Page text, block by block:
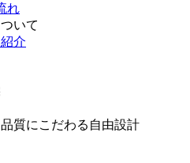
れ
いて
介
質にこだわる自由設計